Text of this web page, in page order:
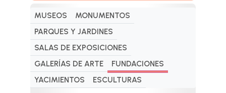
MUSEOS
MONUMENTOS
PARQUES Y JARDINES
SALAS DE EXPOSICIONES
GALERÍAS DE ARTE
FUNDACIONES
YACIMIENTOS
ESCULTURAS